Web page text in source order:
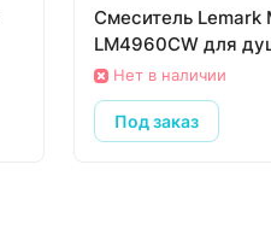
Смеситель Lemark
LM4960CW для
Нет в наличии
Под заказ